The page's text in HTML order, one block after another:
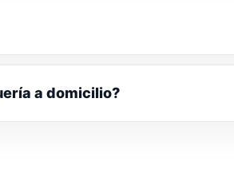
a domicilio?